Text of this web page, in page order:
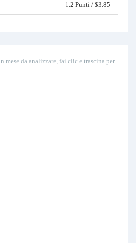
-1.2 Punti / $3.85
mese da analizzare, fai clic e trascina per